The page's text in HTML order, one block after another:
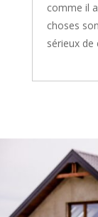
comme il
choses
sérieux de